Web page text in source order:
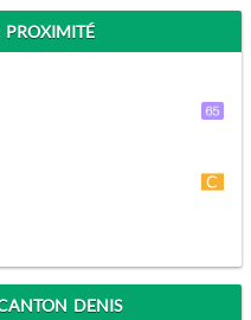
PROXIMITÉ
DENIS